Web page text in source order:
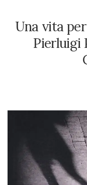
Una vita
Pierluigi